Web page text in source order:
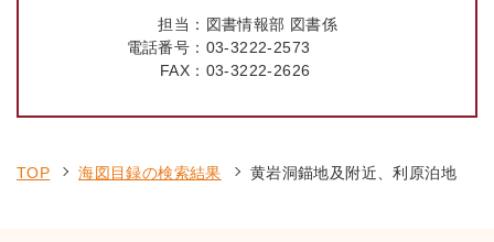
担当： 図書情報部 図書係
電話番号： 03-3222-2573
FAX： 03-3222-2626
TOP 海図目録の検索結果 黄岩洞錨地及附近、利原泊地